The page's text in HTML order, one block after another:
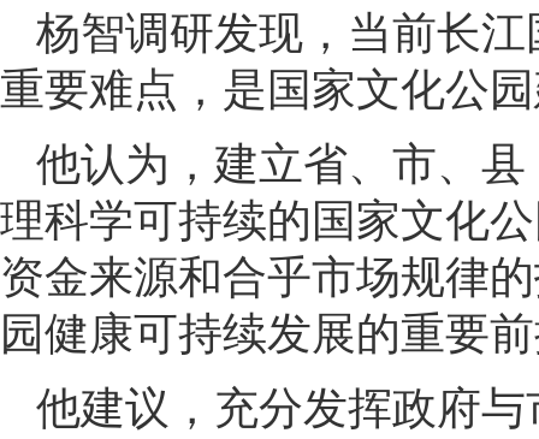
杨智调研发现，当前长
重要难点，是国家文化公
他认为，建立省、市、
理科学可持续的国家文化
资金来源和合乎市场规律
园健康可持续发展的重要
他建议，充分发挥政府